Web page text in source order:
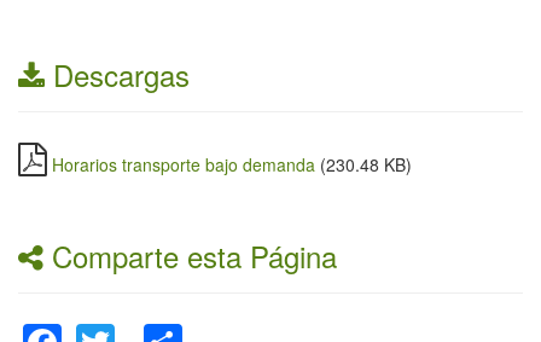
Descargas
Horarios transporte bajo demanda (230.48 KB)
Comparte esta Página
Facebook
Twitter